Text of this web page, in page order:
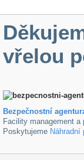
vřelou
Bezpečnostní
Facility management a
Poskytujeme Náhradní